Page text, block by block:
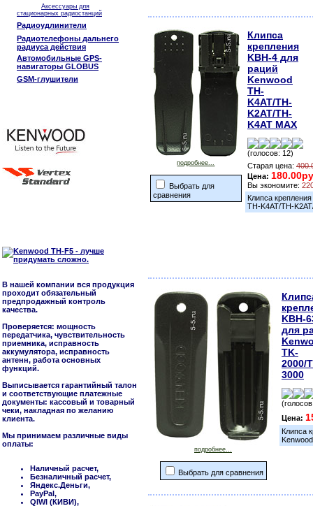
Аксессуары для
стационарных радиостанций
Радиоудлинители
Радиотелефоны дальнего
радиуса действия
Автомобильные GPS-
навигаторы GLOBUS
GSM-глушители
В нашей компании вся продукция
проходит обязательный
предпродажный контроль
качества.
Проверяется: мощность
передатчика, чувствительность
приемника, исправность
аккумулятора, исправность
антенн, работа основных
функций.
Выписывается гарантийный талон
и соответствующие платежные
документы: кассовый и товарный
чеки, накладная по желанию
клиента.
Мы принимаем различные виды
оплаты:
Наличный расчет,
Безналичный расчет,
Яндекс.Деньги,
PayPal,
QIWI (КИВИ),
подробнее...
Выбрать для
сравнения
Клипса
крепления
KBH-4 для
раций
Kenwood
TH-
K4AT/TH-
K2AT/TH-
K4AT MAX
(голосов: 12)
Старая цена:
Цена:
Вы экономите:
Клипса
TH-K4AT/TH-
подробнее...
Выбрать для сравнения
KBH-
для
TK-
2000/
3000
Цена:
Клипса